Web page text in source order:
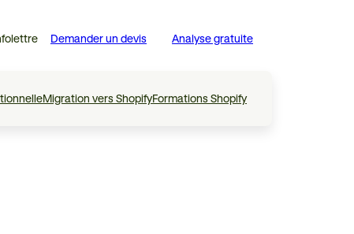
Demander un devis Analyse gratuite
Migration vers ShopifyFormations Shopify